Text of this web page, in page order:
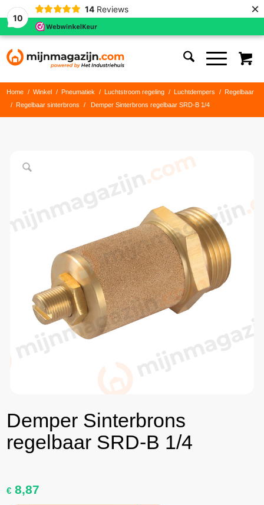
10
14 Reviews ×
Home / Winkel / Pneumatiek / Luchtstroom regeling / Luchtdempers / Regelbaar
/ Regelbaar sinterbrons / Demper Sinterbrons regelbaar SRD-B 1/4
Demper Sinterbrons
regelbaar SRD-B 1/4
€ 8,87